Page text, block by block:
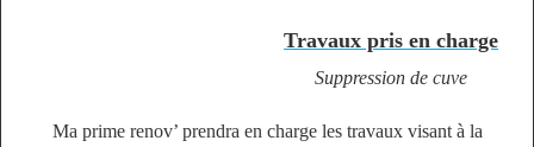
Travaux pris en charge
Suppression de cuve
Ma prime renov’ prendra en charge les travaux visant à la